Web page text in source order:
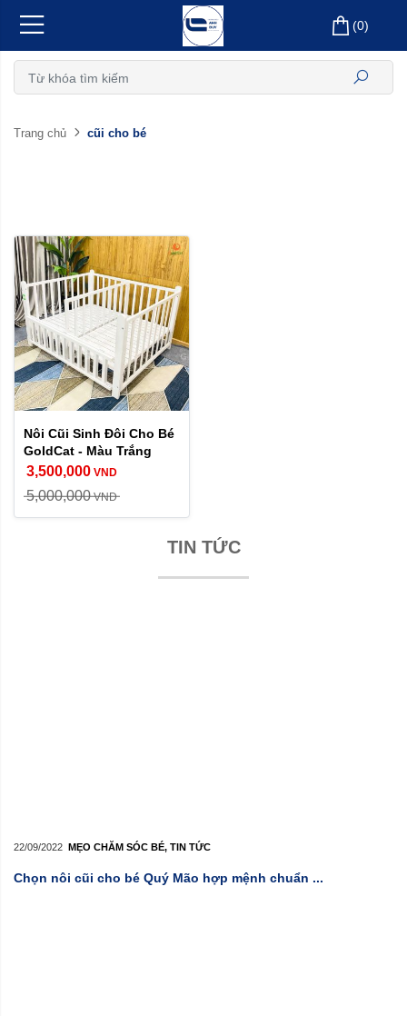
(0)
Trang chủ cũi cho bé
Nôi Cũi Sinh Đôi Cho Bé
GoldCat - Màu Trắng
3,500,000 VND
5,000,000 VND
TIN TỨC
22/09/2022 MẸO CHĂM SÓC BÉ, TIN TỨC
Chọn nôi cũi cho bé Quý Mão hợp mệnh chuẩn ...